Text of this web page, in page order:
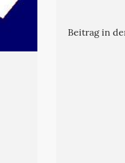
Beitrag in